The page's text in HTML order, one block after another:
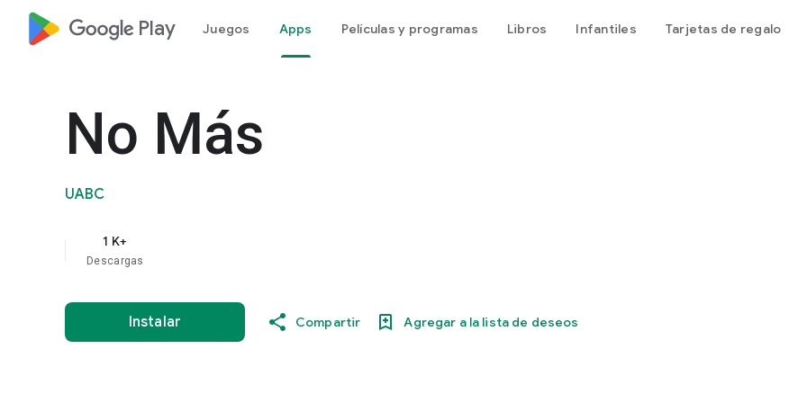
google_logo Play Juegos Apps Películas y programas Libros Infantiles Tarjetas de regalo
No Más
UABC
1 K+
Descargas
Instalar Compartir Agregar a la lista de deseos